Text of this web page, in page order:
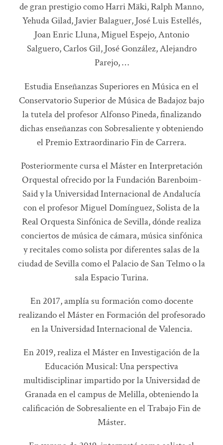
de gran prestigio como Harri Mäki, Ralph Manno,
Yehuda Gilad, Javier Balaguer, José Luis Estellés,
Joan Enric Lluna, Miguel Espejo, Antonio
Salguero, Carlos Gil, José González, Alejandro
Parejo, …
Estudia Enseñanzas Superiores en Música en el
Conservatorio Superior de Música de Badajoz bajo
la tutela del profesor Alfonso Pineda, finalizando
dichas enseñanzas con Sobresaliente y obteniendo
el Premio Extraordinario Fin de Carrera.
Posteriormente cursa el Máster en Interpretación
Orquestal ofrecido por la Fundación Barenboim-
Said y la Universidad Internacional de Andalucía
con el profesor Miguel Domínguez, Solista de la
Real Orquesta Sinfónica de Sevilla, dónde realiza
conciertos de música de cámara, música sinfónica
y recitales como solista por diferentes salas de la
ciudad de Sevilla como el Palacio de San Telmo o la
sala Espacio Turina.
En 2017, amplía su formación como docente
realizando el Máster en Formación del profesorado
en la Universidad Internacional de Valencia.
En 2019, realiza el Máster en Investigación de la
Educación Musical: Una perspectiva
multidisciplinar impartido por la Universidad de
Granada en el campus de Melilla, obteniendo la
calificación de Sobresaliente en el Trabajo Fin de
Máster.